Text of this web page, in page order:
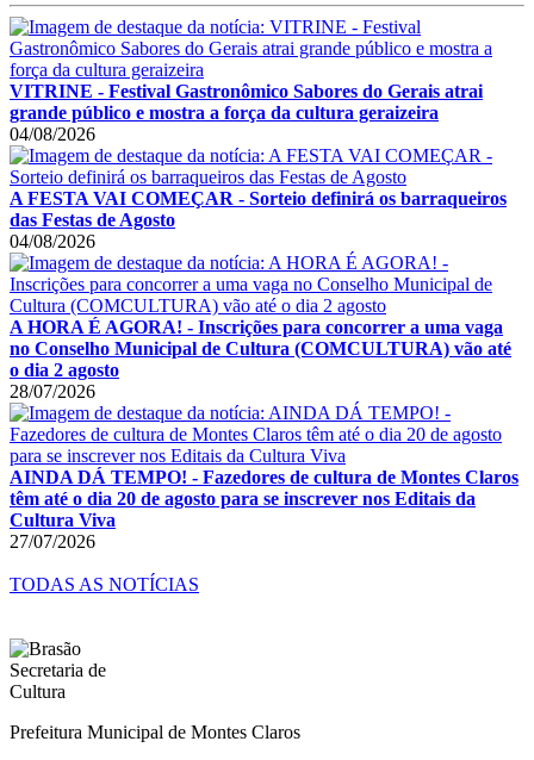
VITRINE - Festival Gastronômico Sabores do Gerais atrai
grande público e mostra a força da cultura geraizeira
04/08/2026
A FESTA VAI COMEÇAR - Sorteio definirá os barraqueiros
das Festas de Agosto
04/08/2026
A HORA É AGORA! - Inscrições para concorrer a uma vaga
no Conselho Municipal de Cultura (COMCULTURA) vão até
o dia 2 agosto
28/07/2026
AINDA DÁ TEMPO! - Fazedores de cultura de Montes Claros
têm até o dia 20 de agosto para se inscrever nos Editais da
Cultura Viva
27/07/2026
TODAS AS NOTÍCIAS
Prefeitura Municipal de Montes Claros